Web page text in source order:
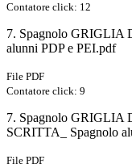
Contatore click: 12
7. Spagnolo GRIGLIA
alunni PDP e PEI.pdf
File PDF
Contatore click: 9
7. Spagnolo GRIGLIA
SCRITTA_ Spagnolo
File PDF